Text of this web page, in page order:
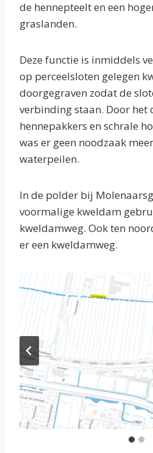
de hennepteelt en een
graslanden.
Deze functie is inmiddels
op perceelsloten gelegen
doorgegraven zodat de
verbinding staan. Door het
hennepakkers en schrale
was er geen noodzaak
waterpeilen.
In de polder bij
voormalige kweldam
kweldamweg. Ook ten
er een kweldamweg.